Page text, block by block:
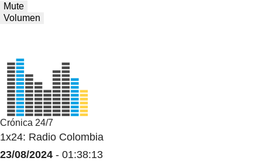
Mute
Volumen
Crónica 24/7
1x24: Radio Colombia
23/08/2024 - 01:38:13